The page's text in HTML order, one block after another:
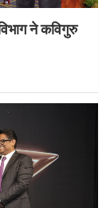
ने कविगुरु